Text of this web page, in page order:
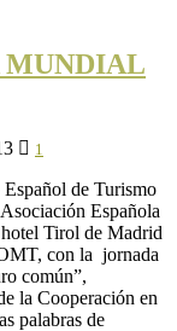
MUNDIAL
1
de Turismo
Española
Tirol de Madrid
con la jornada
común”,
la Cooperación en
palabras de